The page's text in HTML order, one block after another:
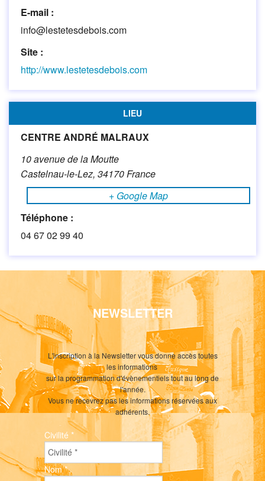
E-mail :
info@lestetesdebois.com
Site :
http://www.lestetesdebois.com
LIEU
CENTRE ANDRÉ MALRAUX
10 avenue de la Moutte
Castelnau-le-Lez, 34170France
+ Google Map
Téléphone :
04 67 02 99 40
NEWSLETTER
L'inscription à la Newsletter vous donne accès toutes
les informations
sur la programmation d'évènementiels tout au long de
l'année.
Vous ne recevrez pas les informations réservées aux
adhérents.
Civilité *
Nom*